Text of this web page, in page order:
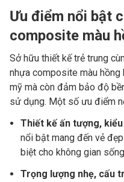
Ưu điểm nổi bật
composite màu
Sở hữu thiết kế trẻ trung
nhựa composite màu
mỹ mà còn đảm bảo độ
sử dụng. Một số ưu điểm
Thiết kế ấn tượng,
nổi bật mang đến vẻ
biệt cho không gian
Trọng lượng nhẹ, cấu